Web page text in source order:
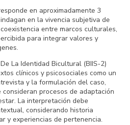
en aproximadamente 3
en la vivencia subjetiva de
entre marcos culturales,
para integrar valores y
La Identidad Bicultural (BIIS-2)
clínicos y psicosociales como un
y la formulación del caso,
procesos de adaptación
La interpretación debe
considerando historia
y experiencias de pertenencia.